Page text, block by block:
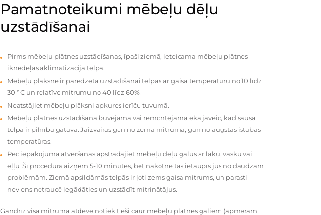
Pamatnoteikumi mēbeļu dēļu
uzstādīšanai
Pirms mēbeļu plātnes uzstādīšanas, īpaši ziemā, ieteicama mēbeļu plātnes
iknedēļas aklimatizācija telpā.
Mēbeļu plāksne ir paredzēta uzstādīšanai telpās ar gaisa temperatūru no 10 līdz
30 ° C un relatīvo mitrumu no 40 līdz 60%.
Neatstājiet mēbeļu plāksni apkures ierīču tuvumā.
Mēbeļu plātnes uzstādīšana būvējamā vai remontējamā ēkā jāveic, kad sausā
telpa ir pilnībā gatava. Jāizvairās gan no zema mitruma, gan no augstas istabas
temperatūras.
Pēc iepakojuma atvēršanas apstrādājiet mēbeļu dēļu galus ar laku, vasku vai
eļļu. Šī procedūra aizņem 5-10 minūtes, bet nākotnē tas ietaupīs jūs no daudzām
problēmām. Ziemā apsildāmās telpās ir ļoti zems gaisa mitrums, un parasti
neviens netraucē iegādāties un uzstādīt mitrinātājus.
Gandrīz visa mitruma atdeve notiek tieši caur mēbeļu plātnes galiem (apmēram